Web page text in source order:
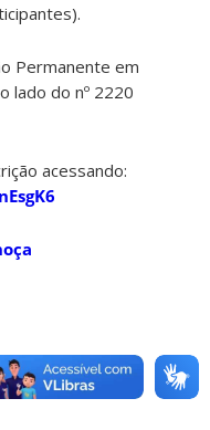
Permanente em
lado do nº 2220
acessando:
SAÚDE DE